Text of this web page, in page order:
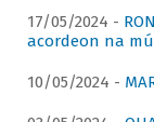
17/05/2024 -
acordeon na
10/05/2024 -